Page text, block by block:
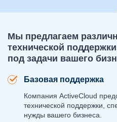
Мы предлагаем
технической
под задачи вашего
Базовая поддержка
Компания ActiveCloud
технической поддержки,
нужды вашего бизнеса.